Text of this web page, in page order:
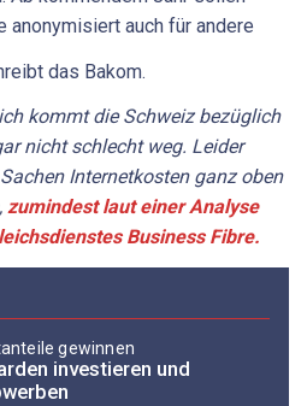
auch für andere
das Bakom.
kommt die Schweiz bezüglich
nicht schlecht weg. Leider
Internetkosten ganz oben
zumindest laut einer Analyse
Business Fibre.
gewinnen
investieren und